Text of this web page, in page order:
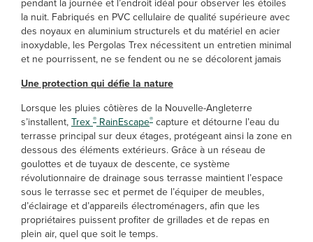
pendant la journée et l’endroit idéal pour observer les étoiles
la nuit. Fabriqués en PVC cellulaire de qualité supérieure avec
des noyaux en aluminium structurels et du matériel en acier
inoxydable, les Pergolas Trex nécessitent un entretien minimal
et ne pourrissent, ne se fendent ou ne se décolorent jamais
Une protection qui défie la nature
Lorsque les pluies côtières de la Nouvelle-Angleterre
s’installent,Trex ® RainEscape® capture et détourne l’eau du
terrasse principal sur deux étages, protégeant ainsi la zone en
dessous des éléments extérieurs. Grâce à un réseau de
goulottes et de tuyaux de descente, ce système
révolutionnaire de drainage sous terrasse maintient l’espace
sous le terrasse sec et permet de l’équiper de meubles,
d’éclairage et d’appareils électroménagers, afin que les
propriétaires puissent profiter de grillades et de repas en
plein air, quel que soit le temps.